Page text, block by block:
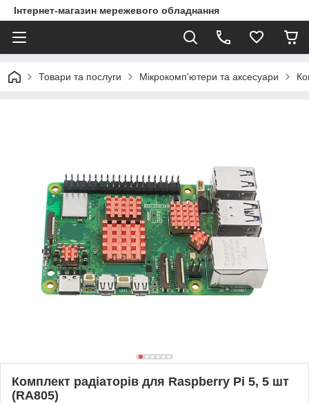
Інтернет-магазин мережевого обладнання
Товари та послуги Мікрокомп'ютери та аксесуари
Комплект радіаторів для Raspberry Pi 5, 5 шт
(RA805)